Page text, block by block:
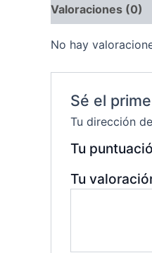
Valoraciones (0)
No hay
Sé el
Tu dirección
Tu
Tu